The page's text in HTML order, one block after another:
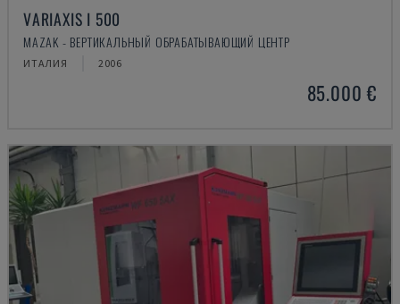
VARIAXIS I 500
MAZAK - ВЕРТИКАЛЬНЫЙ ОБРАБАТЫВАЮЩИЙ ЦЕНТР
ИТАЛИЯ 2006
85.000 €